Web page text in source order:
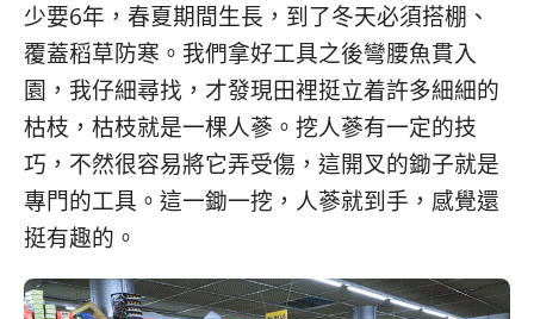
少要6年，春夏期間生長，到了冬天必須搭棚、
覆蓋稻草防寒。我們拿好工具之後彎腰魚貫入
園，我仔細尋找，才發現田裡挺立着許多細細的
枯枝，枯枝就是一棵人蔘。挖人蔘有一定的技
巧，不然很容易將它弄受傷，這開叉的鋤子就是
專門的工具。這一鋤一挖，人蔘就到手，感覺還
挺有趣的。